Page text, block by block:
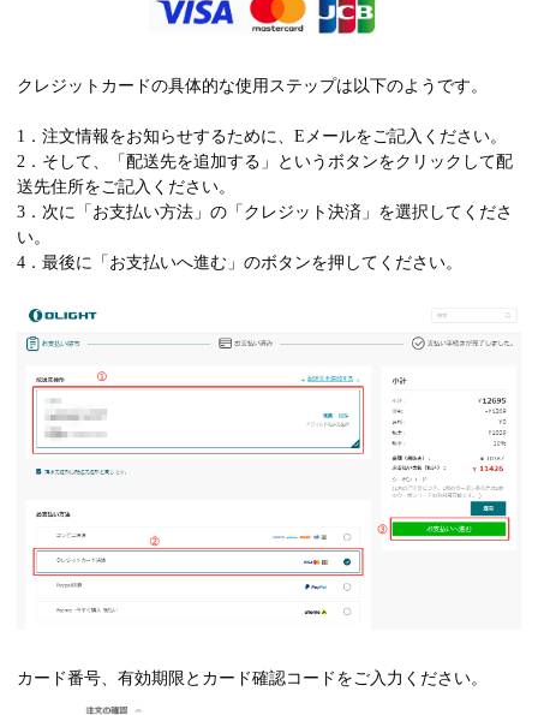
クレジットカードの具体的な使用ステップは以下のようです。
1．注文情報をお知らせするために、Eメールをご記入ください。
2．そして、「配送先を追加する」というボタンをクリックして配
送先住所をご記入ください。
3．次に「お支払い方法」の「クレジット決済」を選択してくださ
い。
4．最後に「お支払いへ進む」のボタンを押してください。
カード番号、有効期限とカード確認コードをご入力ください。